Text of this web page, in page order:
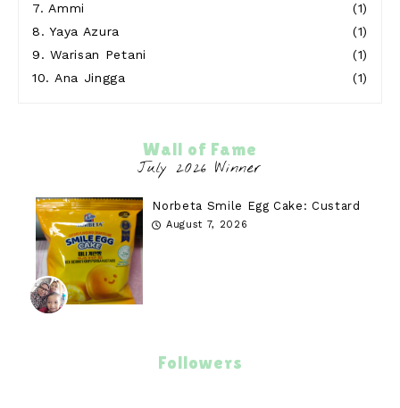
7. Ammi
(1)
8.Yaya Azura
(1)
9.Warisan Petani
(1)
10. Ana Jingga (1)
Wall of Fame
Norbeta Smile Egg Cake: Custard
August 7, 2026
Followers